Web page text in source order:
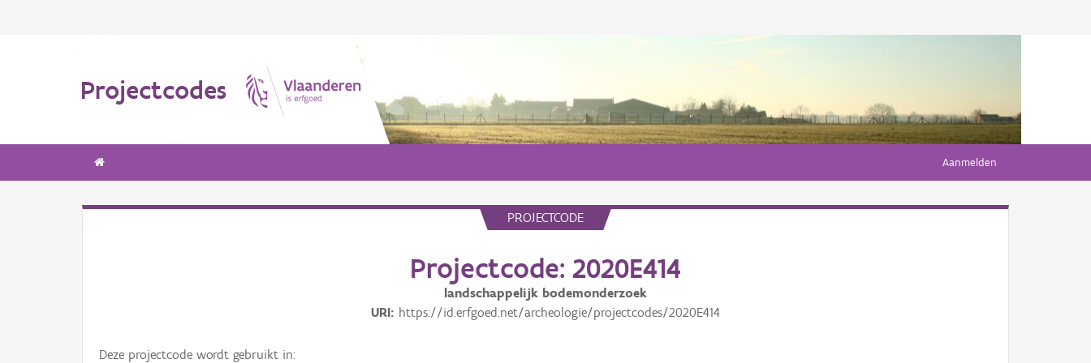
Projectcodes
Aanmelden
PROJECTCODE
Projectcode: 2020E414
landschappelijk bodemonderzoek
URI https://id.erfgoed.net/archeologie/projectcodes/2020E414
Deze projectcode wordt gebruikt in: